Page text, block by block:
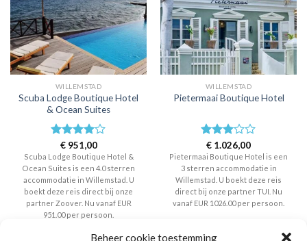
Beheer cookie toestemming
WILLEMSTAD
Scuba Lodge Boutique Hotel
& Ocean Suites
Waardering
4.0uit 5
€951,00
Scuba Lodge Boutique Hotel &
Ocean Suites is een 4.0 sterren
accommodatie in Willemstad. U
boekt deze reis direct bij onze
partner Zoover. Nu vanaf EUR
951.00 per persoon.
PRIJZEN EN BOEKEN
WILLEMSTAD
Pietermaai Boutique Hotel
Waardering
3uit 5
€ 1.026,00
Pietermaai Boutique Hotel is een
3 sterren accommodatie in
Willemstad. U boekt deze reis
direct bij onze partner TUI. Nu
vanaf EUR 1026.00 per persoon.
PRIJZEN EN BOEKEN